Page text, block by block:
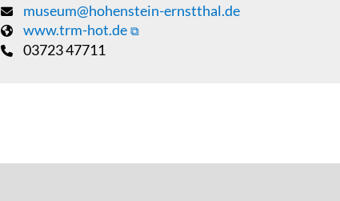
museum@hohenstein-ernstthal.de
www.trm-hot.de
03723 47711